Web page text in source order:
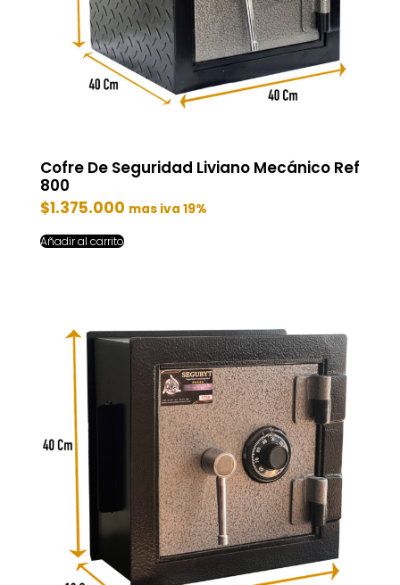
Cofre De Seguridad Liviano Mecánico Ref
800
$1.375.000 mas iva 19%
Añadir al carrito